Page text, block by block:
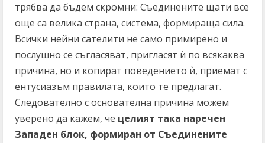
трябва да бъдем скромни: Съединените щати все
още са велика страна, система, формираща сила.
Всички нейни сателити не само примирено и
послушно се съгласяват, пригласят ѝ по всякаква
причина, но и копират поведението ѝ, приемат с
ентусиазъм правилата, които те предлагат.
Следователно с основателна причина можем
уверено да кажем, че целият така наречен
Западен блок, формиран от Съединените